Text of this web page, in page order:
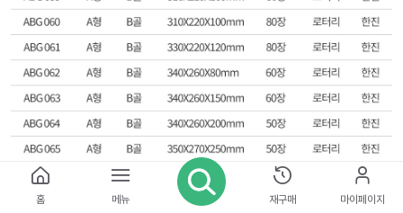
홈 메뉴 재구매 마이페이지